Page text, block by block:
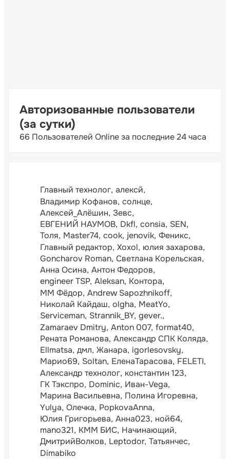
Авторизованные пользователи
(за сутки)
66 Пользователей Online за последние 24 часа
Главный технолог алексй
Владимир Кофанов солнце
Алексей_Алёшин Зевс
ЕВГЕНИЙ НАУМОВ Dkfl consia SEN
Толя Master74 cook jenovik Феникс
Главный редактор Xoxol юлия захарова
Goncharov Roman Светлана Корельская
Анна Осина Антон Федоров
engineer TSP Aleksan Контора
ММ Фёдор Andrew Sapozhnikoff
Николай Кайдаш olgha MeatYo
Serviceman Strannik_BY gever.
Zamaraev Dmitry Anton 007 format40
Рената Романова Александр СПК Коляда
Ellmatsa дмл Жанара igorlesovsky
Марио69 Soltan ЕленаТарасова FELETI
Александр технолог константин 123
ГК Тэкспро Dominic Иван-Vega
Марина Васильевна Полина Игоревна
Yulya Олечка PopkovaAnna
Юлия Григорьева Анна023 ной64
mano321 КММ БИС Начинающий
ДмитрийВолков Leptodor Татьянчес
Dimabiko